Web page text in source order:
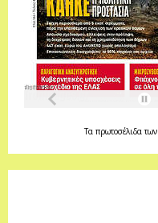
Τα πρωτοσέλιδατων